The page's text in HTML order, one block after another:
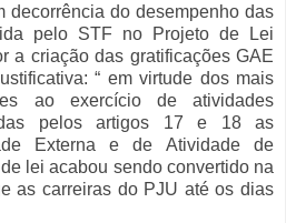
decorrência do desempenho das
pelo STF no Projeto de Lei
a criação das gratificações GAE
“ em virtude dos mais
ao exercício de atividades
pelos artigos 17 e 18 as
Externa e de Atividade de
lei acabou sendo convertido na
as carreiras do PJU até os dias